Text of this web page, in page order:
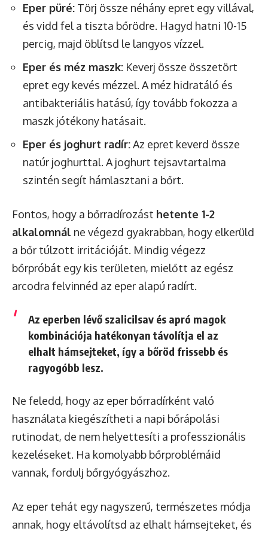
Eper püré: Törj össze néhány epret egy villával,
és vidd fel a tiszta bőrödre. Hagyd hatni 10-15
percig, majd öblítsd le langyos vízzel.
Eper és méz maszk: Keverj össze összetört
epret egy kevés mézzel. A méz hidratáló és
antibakteriális hatású, így tovább fokozza a
maszk jótékony hatásait.
Eper és joghurt radír:Az epret keverd össze
natúr joghurttal. A joghurt tejsavtartalma
szintén segít hámlasztani a bőrt.
Fontos, hogy a bőrradírozást hetente 1-2
alkalomnál ne végezd gyakrabban, hogy elkerüld
a bőr túlzott irritációját. Mindig végezz
bőrpróbát egy kis területen, mielőtt az egész
arcodra felvinnéd az eper alapú radírt.
Az eperben lévő szalicilsav és apró magok
kombinációja hatékonyan távolítja el az
elhalt hámsejteket, így a bőröd frissebb és
ragyogóbb lesz.
Ne feledd, hogy az eper bőrradírként való
használata kiegészítheti a napi bőrápolási
rutinodat, de nem helyettesíti a professzionális
kezeléseket. Ha komolyabb bőrproblémáid
vannak, fordulj bőrgyógyászhoz.
Az eper tehát egy nagyszerű, természetes módja
annak, hogy eltávolítsd az elhalt hámsejteket, és